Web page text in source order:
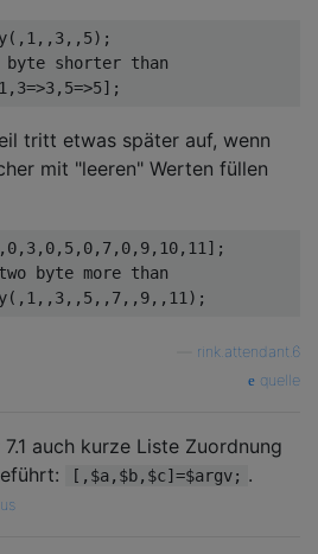
shorter than
tritt etwas später auf, wenn
mit "leeren" Werten füllen
byte more than
rink.attendant.6
quelle
7.1 auch kurze Liste Zuordnung
[,$a,$b,$c]=$argv; .